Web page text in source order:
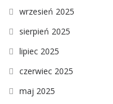
wrzesień 2025
sierpień 2025
lipiec 2025
czerwiec 2025
maj 2025